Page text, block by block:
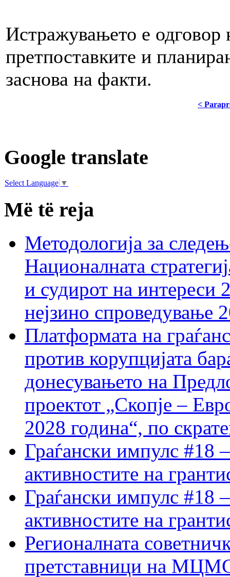
Истражувањето е одговор
претпоставките и
заснова на факти.
<
Google translate
Select Language ▼
Më të reja
Методологија за
Националната
и судирот на интереси
нејзино спроведување
Платформата на
против корупцијата
донесувањето на
проектот „Скопје –
2028 година“, по
Граѓански импулс #18
активностите на
Граѓански импулс #18
активностите на
Регионалната
претставници на МЦМС